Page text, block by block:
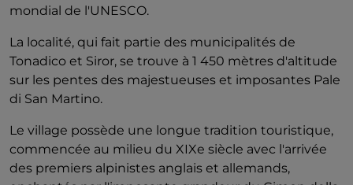
mondial de l'UNESCO.
La localité, qui fait partie des municipalités de
Tonadico et Siror, se trouve à 1 450 mètres d'altitude
sur les pentes des majestueuses et imposantes Pale
di San Martino.
Le village possède une longue tradition touristique,
commencée au milieu du XIXe siècle avec l'arrivée
des premiers alpinistes anglais et allemands,